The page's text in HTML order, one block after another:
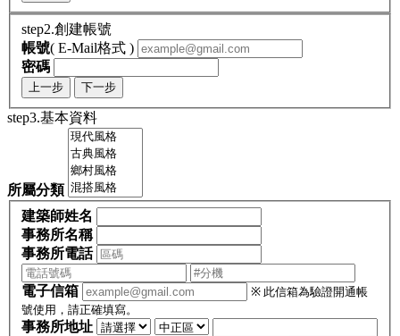
step2.創建帳號
帳號( E-Mail格式 )
密碼
上一步 下一步
step3.基本資料
所屬分類
建築師姓名
事務所名稱
事務所電話
電子信箱
※ 此信箱為驗證開通帳
號使用，請正確填寫。
事務所地址